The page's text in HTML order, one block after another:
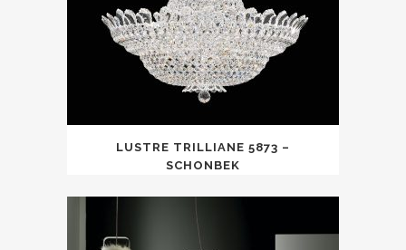
LUSTRE TRILLIANE 5873 –
SCHONBEK